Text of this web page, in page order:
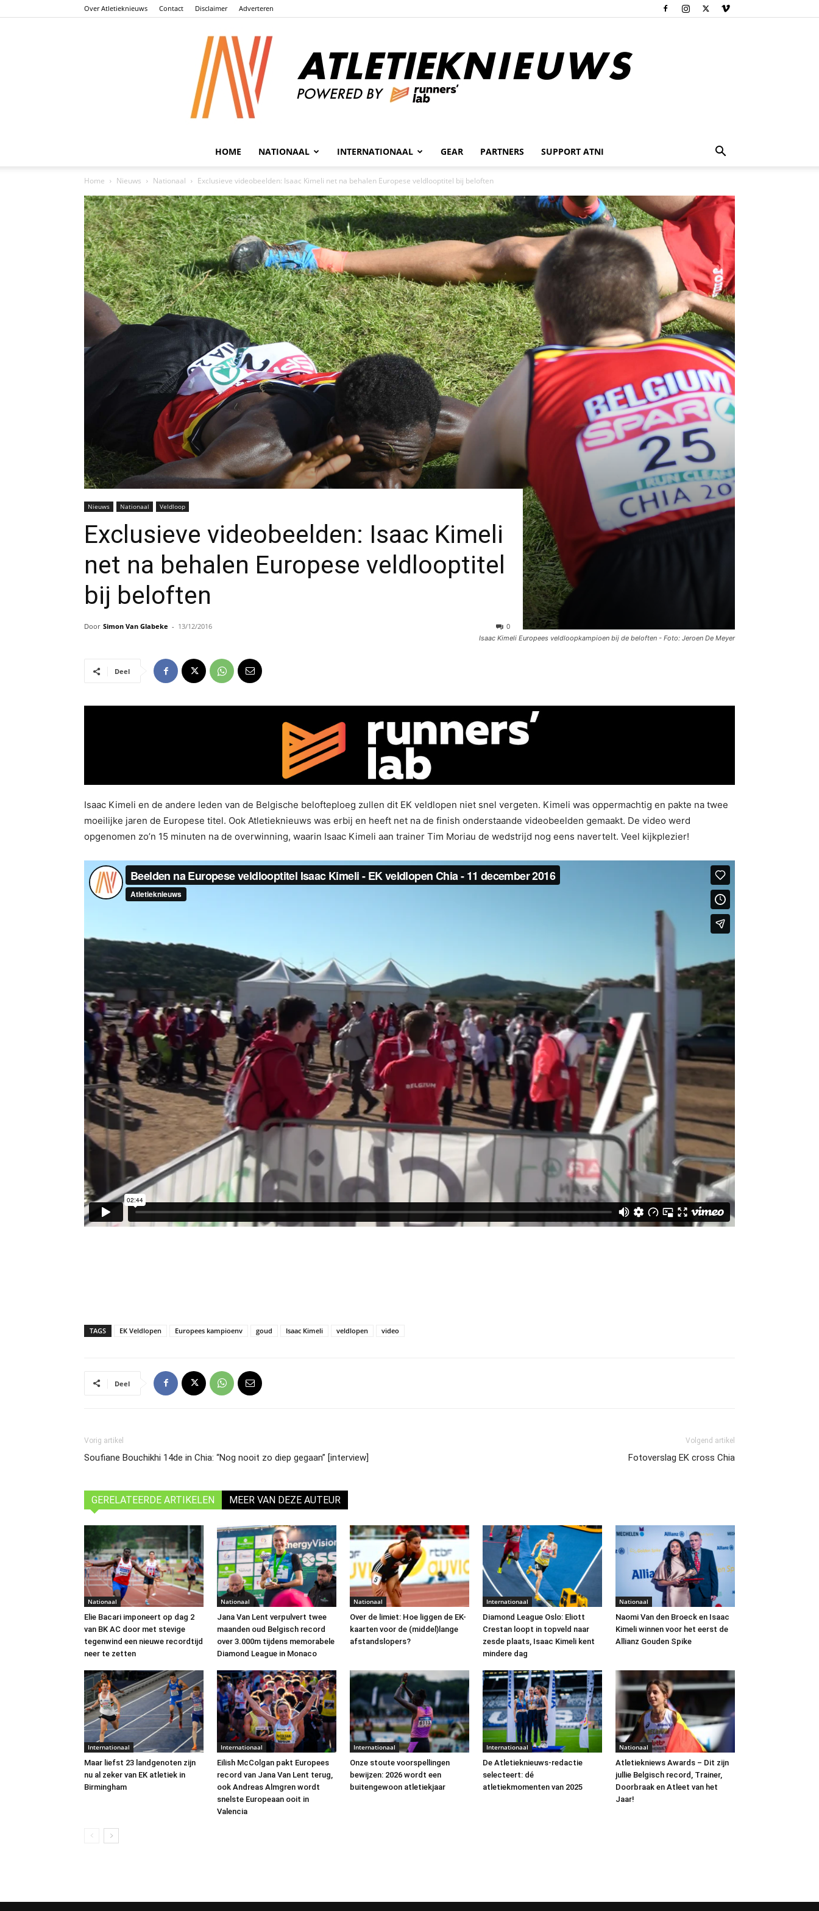
Over Atletieknieuws Contact Disclaimer Adverteren
Atletieknieuws
HOME NATIONAAL INTERNATIONAAL GEAR PARTNERS SUPPORT ATNI
Home Nieuws Nationaal Exclusieve videobeelden: Isaac Kimeli net na behalen Europese veldlooptitel bij beloften
Isaac Kimeli Europees veldloopkampioen bij de beloften - Foto: Jeroen De Meyer
Nieuws Nationaal Veldloop
Exclusieve videobeelden: Isaac Kimeli
net na behalen Europese veldlooptitel
bij beloften
Door Simon Van Glabeke - 13/12/2016 0
Deel
Isaac Kimeli en de andere leden van de Belgische belofteploeg zullen dit EK veldlopen niet snel vergeten. Kimeli was oppermachtig en pakte na twee
moeilijke jaren de Europese titel. Ook Atletieknieuws was erbij en heeft net na de finish onderstaande videobeelden gemaakt. De video werd
opgenomen zo’n 15 minuten na de overwinning, waarin Isaac Kimeli aan trainer Tim Moriau de wedstrijd nog eens navertelt. Veel kijkplezier!
TAGS EK Veldlopen Europees kampioenv goud Isaac Kimeli veldlopen video
Deel
Vorig artikel
Soufiane Bouchikhi 14de in Chia: “Nog nooit zo diep gegaan” [interview]
Volgend artikel
Fotoverslag EK cross Chia
GERELATEERDE ARTIKELEN MEER VAN DEZE AUTEUR
Nationaal
Elie Bacari imponeert op dag 2
van BK AC door met stevige
tegenwind een nieuwe recordtijd
neer te zetten
Nationaal
Jana Van Lent verpulvert twee
maanden oud Belgisch record
over 3.000m tijdens memorabele
Diamond League in Monaco
Nationaal
Over de limiet: Hoe liggen de EK-
kaarten voor de (middel)lange
afstandslopers?
Internationaal
Diamond League Oslo: Eliott
Crestan loopt in topveld naar
zesde plaats, Isaac Kimeli kent
mindere dag
Nationaal
Naomi Van den Broeck en Isaac
Kimeli winnen voor het eerst de
Allianz Gouden Spike
Internationaal
Maar liefst 23 landgenoten zijn
nu al zeker van EK atletiek in
Birmingham
Internationaal
Eilish McColgan pakt Europees
record van Jana Van Lent terug,
ook Andreas Almgren wordt
snelste Europeaan ooit in
Valencia
Internationaal
Onze stoute voorspellingen
bewijzen: 2026 wordt een
buitengewoon atletiekjaar
Internationaal
De Atletieknieuws-redactie
selecteert: dé
atletiekmomenten van 2025
Nationaal
Atletiekniews Awards – Dit zijn
jullie Belgisch record, Trainer,
Doorbraak en Atleet van het
Jaar!